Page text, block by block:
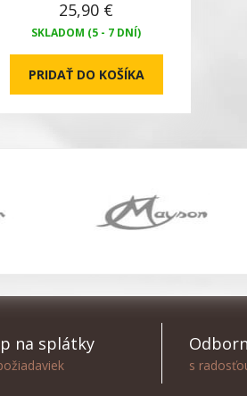
25,90 €
SKLADOM (5 - 7 DNÍ)
PRIDAŤ DO KOŠÍKA
na splátky
s